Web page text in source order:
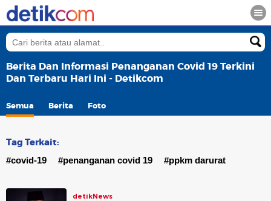
Berita Dan Informasi Penanganan Covid 19 Terkini
Dan Terbaru Hari Ini - Detikcom
Semua Berita Foto
Tag Terkait:
#covid-19 #penanganan covid 19 #ppkm darurat
detikNews